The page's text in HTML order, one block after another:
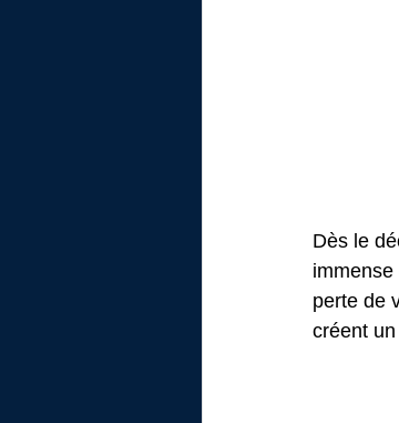
Dès le
perte de
créent